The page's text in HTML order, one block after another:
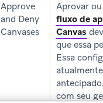
Approve
and Deny
Canvases
Aprovar
fluxo de
Canvas
que essa
Essa
com seu